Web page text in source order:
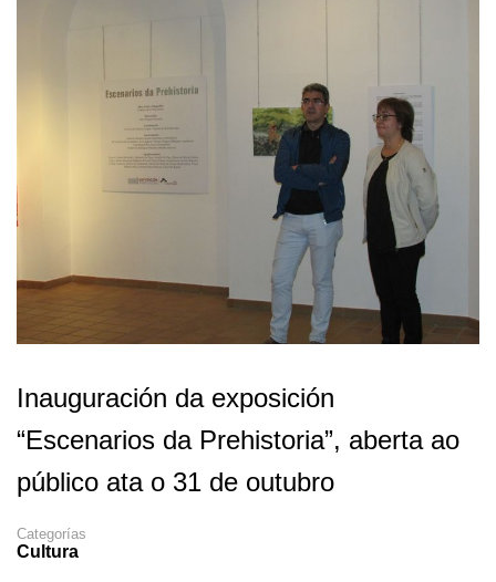
Inauguración da exposición
“Escenarios da Prehistoria”, aberta ao
público ata o 31 de outubro
Categorías
Cultura